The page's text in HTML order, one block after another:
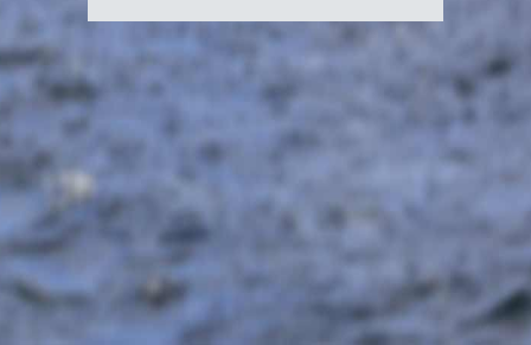
Canada